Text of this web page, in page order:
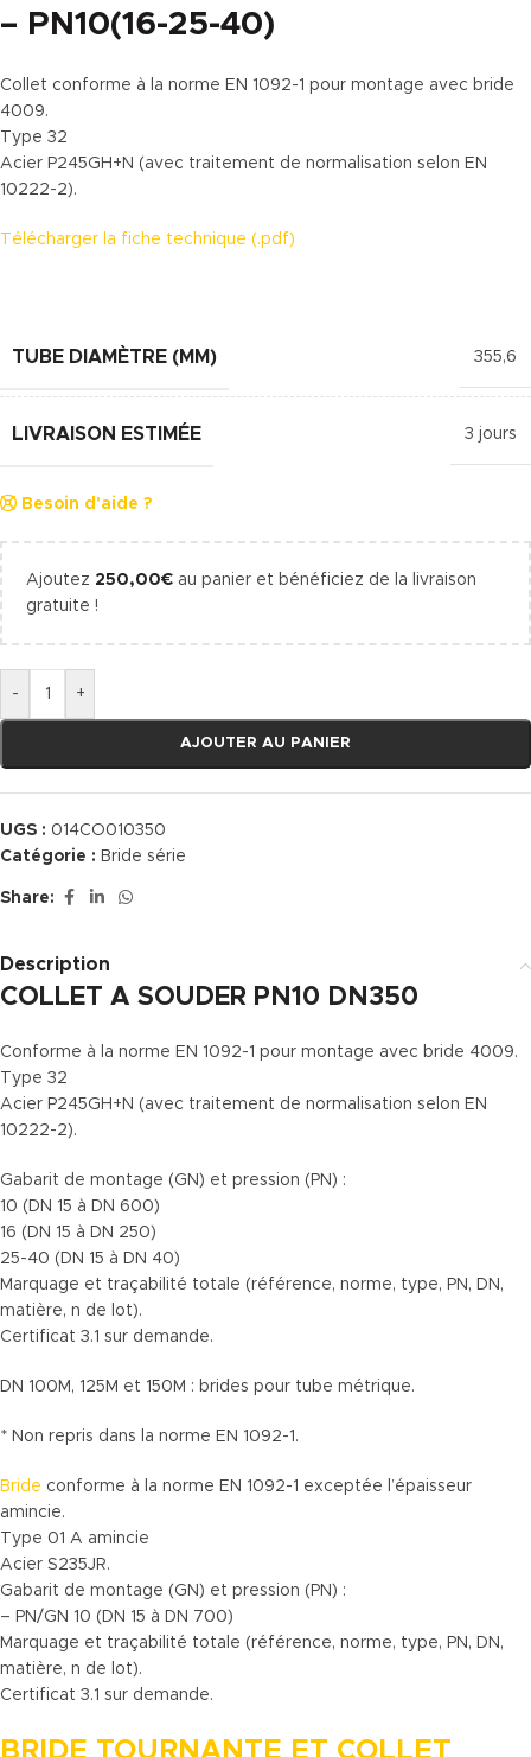
– PN10(16-25-40)
Collet conforme à la norme EN 1092-1 pour montage avec bride
4009.
Type 32
Acier P245GH+N (avec traitement de normalisation selon EN
10222-2).
Télécharger la fiche technique (.pdf)
TUBE DIAMÈTRE (MM) 355,6
LIVRAISON ESTIMÉE 3 jours
Besoin d'aide ?
Ajoutez 250,00€ au panier et bénéficiez de la livraison
gratuite !
- +
AJOUTER AU PANIER
UGS : 014CO010350
Catégorie : Bride série
Share:
Description
COLLET A SOUDER PN10 DN350
Conforme à la norme EN 1092-1 pour montage avec bride 4009.
Type 32
Acier P245GH+N (avec traitement de normalisation selon EN
10222-2).
Gabarit de montage (GN) et pression (PN) :
10 (DN 15 à DN 600)
16 (DN 15 à DN 250)
25-40 (DN 15 à DN 40)
Marquage et traçabilité totale (référence, norme, type, PN, DN,
matière, n de lot).
Certificat 3.1 sur demande.
DN 100M, 125M et 150M : brides pour tube métrique.
* Non repris dans la norme EN 1092-1.
Bride conforme à la norme EN 1092-1 exceptée l’épaisseur
amincie.
Type 01 A amincie
Acier S235JR.
Gabarit de montage (GN) et pression (PN) :
– PN/GN 10 (DN 15 à DN 700)
Marquage et traçabilité totale (référence, norme, type, PN, DN,
matière, n de lot).
Certificat 3.1 sur demande.
BRIDE TOURNANTE ET COLLET